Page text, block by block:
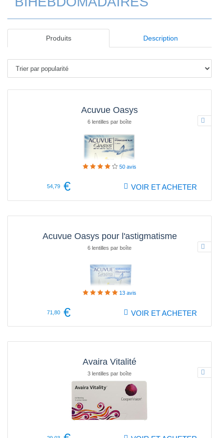
Produits Description
Acuvue Oasys
6 lentilles par boîte
50 avis
54,79 € VOIR ET ACHETER
Acuvue Oasys pour l'astigmatisme
6 lentilles par boîte
13 avis
71,80 € VOIR ET ACHETER
Avaira Vitalité
3 lentilles par boîte